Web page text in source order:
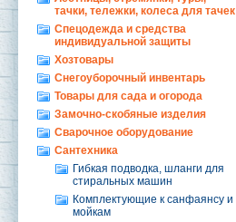
тачки, тележки, колеса для тачек
Спецодежда и средства
индивидуальной защиты
Хозтовары
Снегоуборочный инвентарь
Товары для сада и огорода
Замочно-скобяные изделия
Сварочное оборудование
Сантехника
Гибкая подводка, шланги для
стиральных машин
Комплектующие к санфаянсу и
мойкам